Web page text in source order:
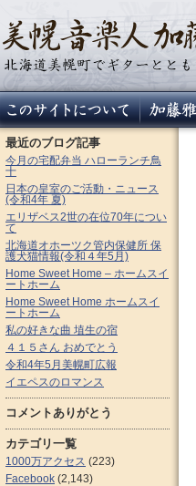
最近のブログ記事
今月の宅配弁当 ハローランチ鳥
十
日本の皇室のご活動・ニュース
(令和4年 夏)
エリザベス2世の在位70年につい
て
北海道オホーツク管内保健所 保
護犬猫情報(令和４年5月)
Home Sweet Home – ホームスイ
ートホーム
Home Sweet Home ホームスイ
ートホーム
私の好きな曲 埴生の宿
４１５さん おめでとう
令和4年5月美幌町広報
イエペスのロマンス
コメントありがとう
カテゴリ一覧
1000万アクセス (223)
Facebook (2,143)